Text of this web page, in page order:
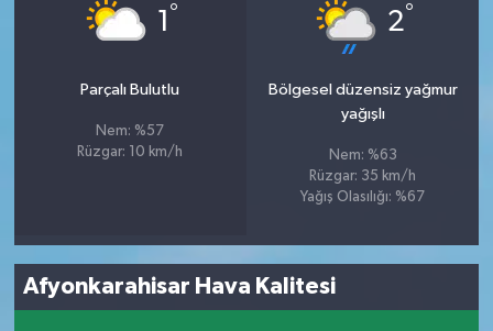
1 °
Parçalı Bulutlu
Nem: %57
Rüzgar: 10 km/h
2°
Bölgesel düzensiz yağmur
yağışlı
Nem: %63
Rüzgar: 35 km/h
Yağış Olasılığı: %67
Afyonkarahisar Hava Kalitesi